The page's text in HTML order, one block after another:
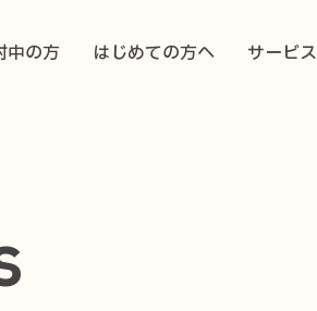
中の方 はじめての方へ サービス